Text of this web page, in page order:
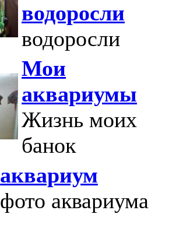
водоросли
водоросли
Мои
аквариумы
Жизнь моих
банок
аквариум
фото аквариума